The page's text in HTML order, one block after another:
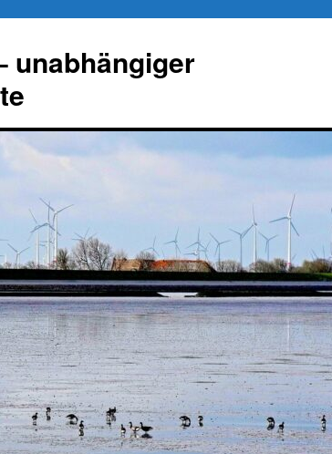
unabhängiger